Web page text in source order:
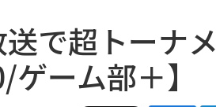
送で超トーナ
ーム部＋】